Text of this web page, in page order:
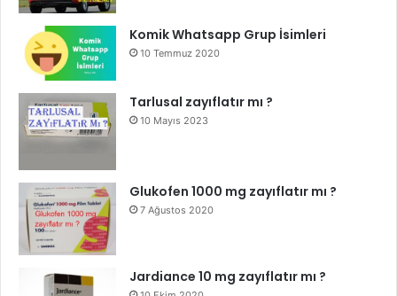
Komik Whatsapp Grup İsimleri
10 Temmuz 2020
Tarlusal zayıflatır mı ?
10 Mayıs 2023
Glukofen 1000 mg zayıflatır mı ?
7 Ağustos 2020
Jardiance 10 mg zayıflatır mı ?